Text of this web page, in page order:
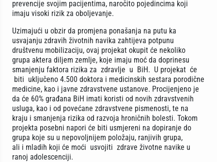
prevencije svojim pacijentima, naročito pojedincima koji
imaju visoki rizik za oboljevanje.
Uzimajući u obzir da promjena ponašanja na putu ka
usvajanju zdravih životnih navika zahtijeva potpunu
društvenu mobilizaciju, ovaj projekat okupit će nekoliko
grupa aktera diljem zemlje, koje imaju moć da doprinesu
smanjenju faktora rizika za zdravlje u BiH. U projekat će
biti uključeno 4.500 doktora i medicinskih sestara porodične
medicine, kao i javne zdravstvene ustanove. Procijenjeno je
da će 60% građana BiH imati koristi od novih zdravstvenih
usluga, kao i od povećane zdravstvene pismenosti, te na
kraju i smanjenja rizika od razvoja hroničnih bolesti. Tokom
projekta posebni napori će biti usmjereni na dopiranje do
grupa koje su u nepovoljnijem položaju, ranjivih grupa,
ali i mladih koji će moći usvojiti zdrave životne navike u
ranoj adolescenciji.